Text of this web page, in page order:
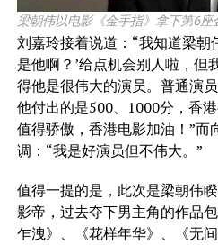
梁朝伟以电影《金手指》拿下第6座
刘嘉玲接着说道：“我知道梁朝
是他啊？’给点机会别人啦，但
得他是很伟大的演员。普通演
他付出的是500、1000分，香
值得骄傲，香港电影加油！”而
调：“我是好演员但不伟大。”
值得一提的是，此次是梁朝伟
影帝，过去夺下男主角的作品
乍洩》、《花样年华》、《无间